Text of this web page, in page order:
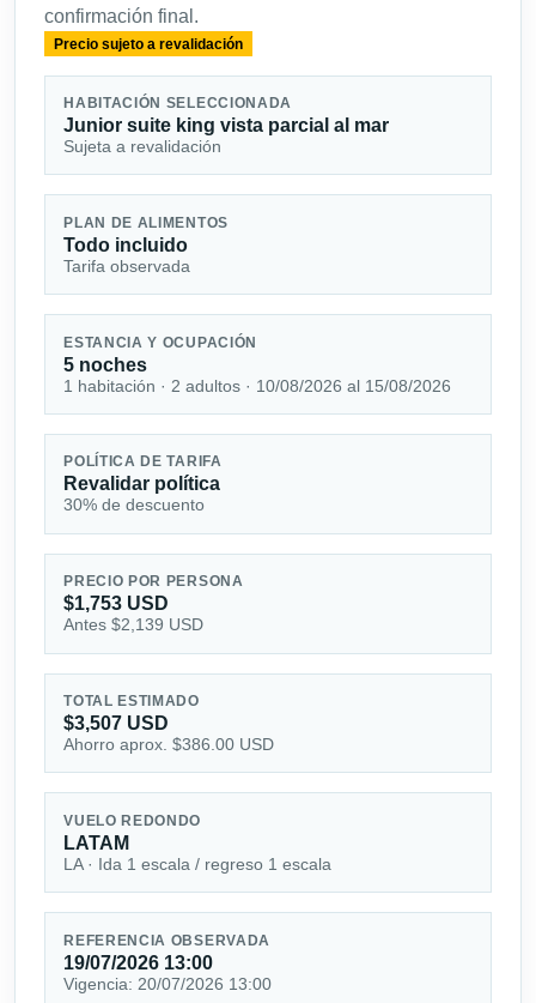
confirmación final.
Precio sujeto a revalidación
HABITACIÓN SELECCIONADA
Junior suite king vista parcial al mar
Sujeta a revalidación
PLAN DE ALIMENTOS
Todo incluido
Tarifa observada
ESTANCIA Y OCUPACIÓN
5 noches
1 habitación · 2 adultos · 10/08/2026 al 15/08/2026
POLÍTICA DE TARIFA
Revalidar política
30% de descuento
PRECIO POR PERSONA
$1,753 USD
Antes $2,139 USD
TOTAL ESTIMADO
$3,507 USD
Ahorro aprox. $386.00 USD
VUELO REDONDO
LATAM
LA · Ida 1 escala / regreso 1 escala
REFERENCIA OBSERVADA
19/07/2026 13:00
Vigencia: 20/07/2026 13:00